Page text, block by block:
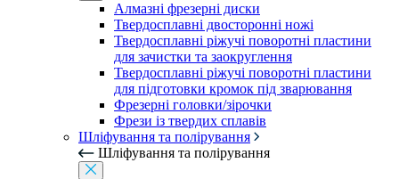
Алмазні фрезерні диски
Твердосплавні двосторонні ножі
Твердосплавні ріжучі поворотні пластини
для зачистки та заокруглення
Твердосплавні ріжучі поворотні пластини
для підготовки кромок під зварювання
Фрезерні головки/зірочки
Фрези із твердих сплавів
Шліфування та полірування
Шліфування та полірування